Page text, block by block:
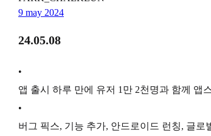
9 may 2024
24.05.08
•
앱 출시 하루 만에 유저 1만 2천명과 함께 앱
•
버그 픽스, 기능 추가, 안드로이드 런칭, 글